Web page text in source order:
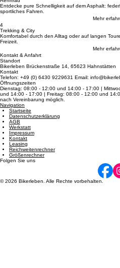
Mehr
3
Entdecke pure Schnelligkeit auf dem Asphalt:
sportliches Fahren.
Mehr
4
Komfortabel durch den Alltag oder auf langen
Freizeit.
Mehr
Kontakt & Anfahrt
Standort
Bikerleben Brückenstraße 14, 65623 Hahnstätten
Kontakt
Telefon: +49 (0) 6430 9229631 Email:
Öffnungszeiten
Dienstag: 08:00 - 12:00 und 14:00 - 17:00 |
und 14:00 - 17:00 | Freitag: 08:00 - 12:00 und
nach Vereinbarung möglich.
Navigation
Startseite
Datenschutzerklärung
AGB
Werkstatt
Impressum
Kontakt
Leasing